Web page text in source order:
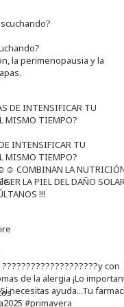
la perimenopausia y la
INTENSIFICAR TU
MISMO TIEMPO?
COMBINAN LA
LA PIEL DEL DAÑO
!!!
con
de la alergia ¡Lo
necesitas ayuda...Tu
#primavera